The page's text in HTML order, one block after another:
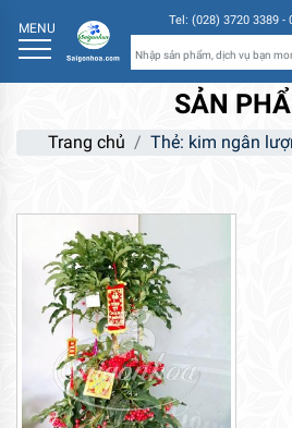
MENU Tel: (028) 3720 3389 -
SẢN
Trang chủ Thẻ: kim ngân